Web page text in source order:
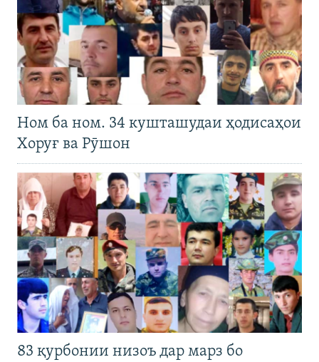
Ном ба ном. 34 кушташудаи ҳодисаҳои
Хоруғ ва Рӯшон
83 қурбонии низоъ дар марз бо